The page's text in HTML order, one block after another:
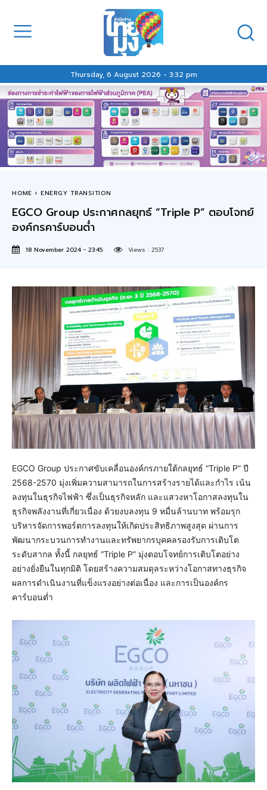
Thursday, 6 August 2026 - 3:32 pm
HOME ENERGY TRANSITION
EGCO Group ประกาศกลยุทธ์ “Triple P” ตอบโจทย์
องค์กรคาร์บอนต่ำ
18 November 2024 - 23:45 Views : 2537
EGCO Group ประกาศขับเคลื่อนองค์กรภายใต้กลยุทธ์ “Triple P” ปี
2568-2570 มุ่งเพิ่มความสามารถในการสร้างรายได้และกำไร เน้น
ลงทุนในธุรกิจไฟฟ้า ซึ่งเป็นธุรกิจหลัก และแสวงหาโอกาสลงทุนใน
ธุรกิจพลังงานที่เกี่ยวเนื่อง ด้วยงบลงทุน 9 หมื่นล้านบาท พร้อมรุก
บริหารจัดการพอร์ตการลงทุนให้เกิดประสิทธิภาพสูงสุด ผ่านการ
พัฒนากระบวนการทำงานและทรัพยากรบุคคลรองรับการเติบโต
ระดับสากล ทั้งนี้ กลยุทธ์ “Triple P” มุ่งตอบโจทย์การเติบโตอย่าง
อย่างยั่งยืนในทุกมิติ โดยสร้างความสมดุลระหว่างโอกาสทางธุรกิจ
ผลการดำเนินงานที่แข็งแรงอย่างต่อเนื่อง และการเป็นองค์กร
คาร์บอนต่ำ